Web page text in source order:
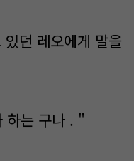
던 레오에게 말을
하는 구나 . "